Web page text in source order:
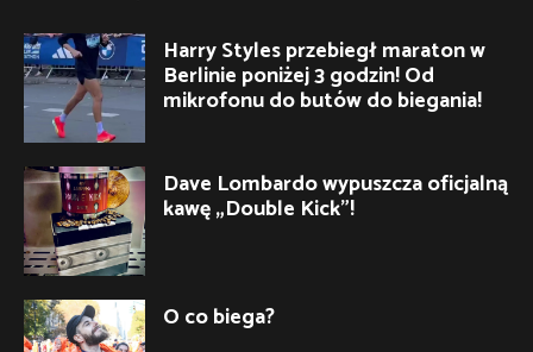
Harry Styles przebiegł maraton w
Berlinie poniżej 3 godzin! Od
mikrofonu do butów do biegania!
Dave Lombardo wypuszcza oficjalną
kawę „Double Kick”!
O co biega?